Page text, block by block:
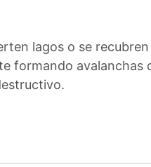
lagos o se
formando avalanchas